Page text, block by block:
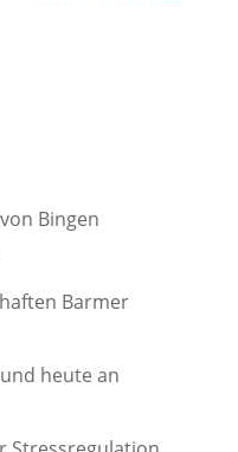
Bingen
Barmer
heute an